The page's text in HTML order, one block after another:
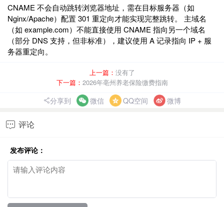
CNAME ‌不会自动跳转浏览器地址‌，需在目标服务器（如
Nginx/Apache）配置 301 重定向才能实现完整跳转。 主域名
（如 example.com）不能直接使用 CNAME 指向另一个域名
（部分 DNS 支持，但非标准），建议使用 A 记录指向 IP + 服
务器重定向。
上一篇： 没有了
下一篇： 2026年亳州养老保险缴费指南
分享到 微信 QQ空间 微博
 评论
发布评论：